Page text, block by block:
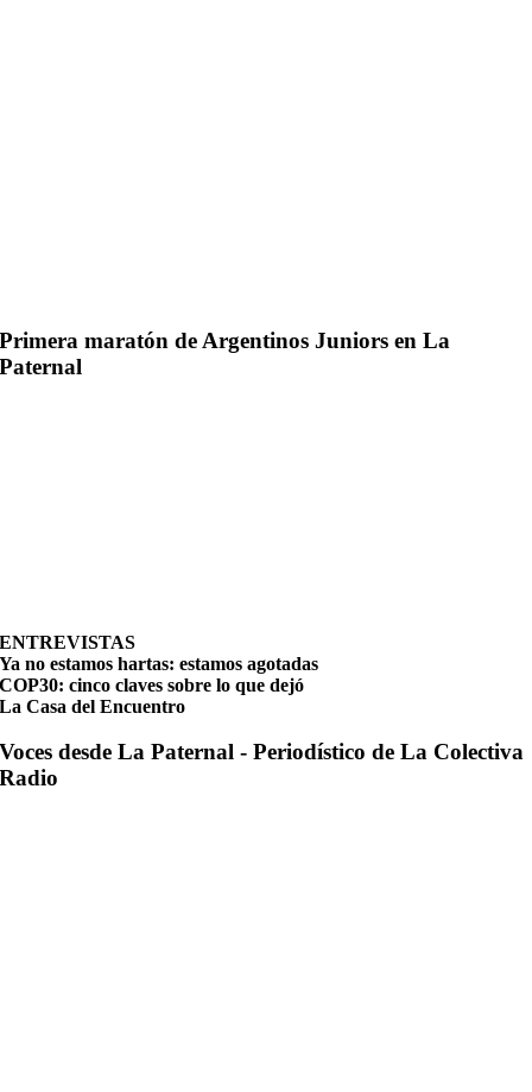
Primera maratón de Argentinos Juniors en La
Paternal
ENTREVISTAS
Ya no estamos hartas: estamos agotadas
COP30: cinco claves sobre lo que dejó
La Casa del Encuentro
Voces desde La Paternal - Periodístico de La Colectiva
Radio